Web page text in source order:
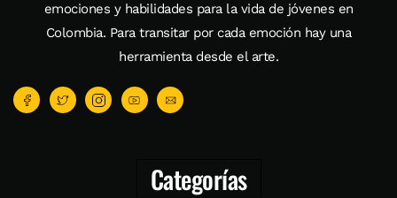
emociones y habilidades para la vida de jóvenes en
Colombia. Para transitar por cada emoción hay una
herramienta desde el arte.
Categorías